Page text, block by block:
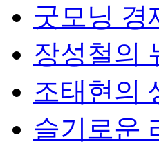
굿모닝 경
장성철의
조태현의
슬기로운